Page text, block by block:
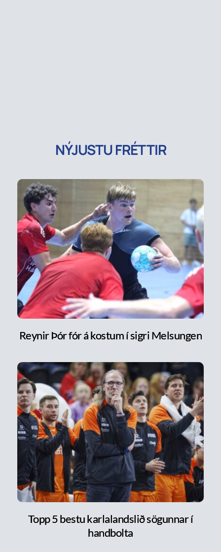
NÝJUSTU FRÉTTIR
Reynir Þór fór á kostum í sigri Melsungen
Topp 5 bestu karlalandslið sögunnar í
handbolta